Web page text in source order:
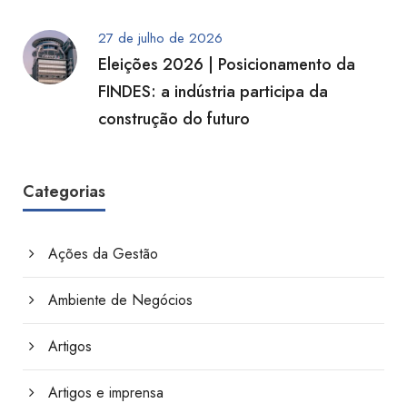
27 de julho de 2026
Eleições 2026 | Posicionamento da
FINDES: a indústria participa da
construção do futuro
Categorias
Ações da Gestão
Ambiente de Negócios
Artigos
Artigos e imprensa